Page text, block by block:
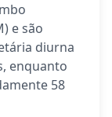
e são
diurna
enquanto
58